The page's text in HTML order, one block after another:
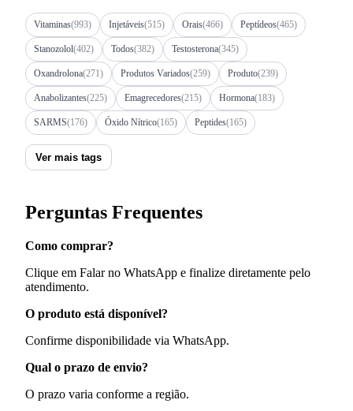
Vitaminas(993) Injetáveis(515) Orais(466) Peptídeos(465)
Stanozolol(402) Todos(382) Testosterona(345)
Oxandrolona(271) Produtos Variados(259) Produto(239)
Anabolizantes(225) Emagrecedores(215) Hormona(183)
SARMS(176) Óxido Nítrico(165) Peptides(165)
Ver mais tags
Perguntas Frequentes
Como comprar?
Clique em Falar no WhatsApp e finalize diretamente pelo
atendimento.
O produto está disponível?
Confirme disponibilidade via WhatsApp.
Qual o prazo de envio?
O prazo varia conforme a região.